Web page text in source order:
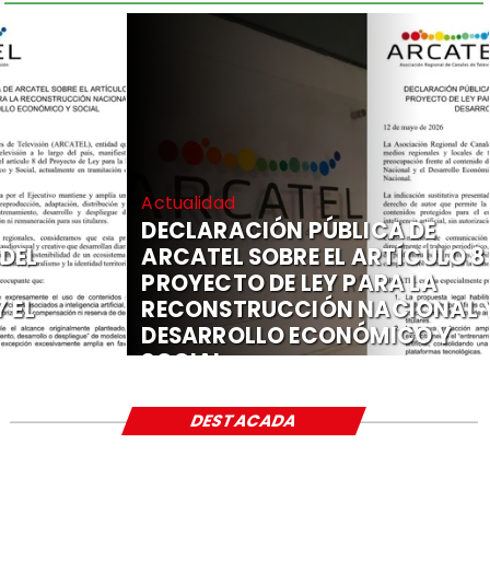
Actualidad
DECLARACIÓN PÚBLICA DE
ARCATEL SOBRE EL ARTÍCULO 8 DEL
PROYECTO DE LEY PARA LA
RECONSTRUCCIÓN NACIONAL Y EL
DESARROLLO ECONÓMICO Y
DESTACADA